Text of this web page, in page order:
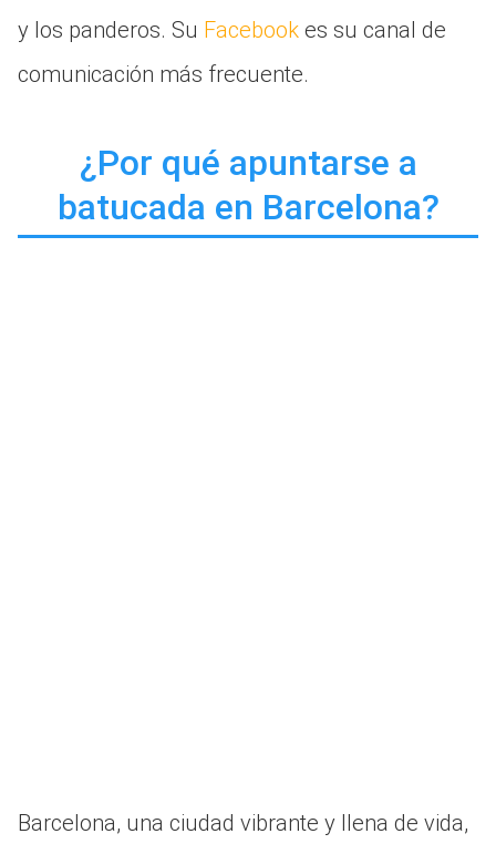
y los panderos. Su Facebook es su canal de
comunicación más frecuente.
¿Por qué apuntarse a
batucada en Barcelona?
Barcelona, una ciudad vibrante y llena de vida,